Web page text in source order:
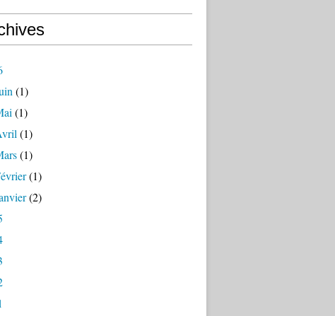
(1)
(1)
(1)
(1)
(1)
(2)